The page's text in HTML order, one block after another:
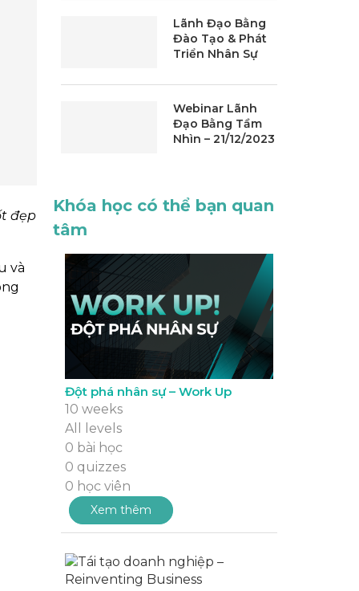
đẹp
và
Lãnh Đạo Bằng
Đào Tạo & Phát
Triển Nhân Sự
Webinar Lãnh
Đạo Bằng Tầm
Nhìn – 21/12/2023
Khóa học có thể bạn quan
tâm
Đột phá nhân sự – Work Up
10 weeks
All levels
0 bài học
0 quizzes
0 học viên
Xem thêm